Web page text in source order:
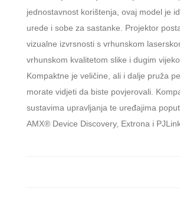
jednostavnost korištenja, ovaj model je
urede i sobe za sastanke. Projektor
vizualne izvrsnosti s vrhunskom
vrhunskom kvalitetom slike i dugim
Kompaktne je veličine, ali i dalje pruža
morate vidjeti da biste povjerovali.
sustavima upravljanja te uređajima
AMX® Device Discovery, Extrona i